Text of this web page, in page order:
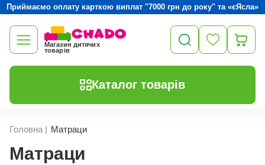
Приймаємо оплату карткою виплат "7000 грн до року" та «єЯсла»
Магазин дитячих
товарів
Каталог товарів
Головна | Матраци
Матраци